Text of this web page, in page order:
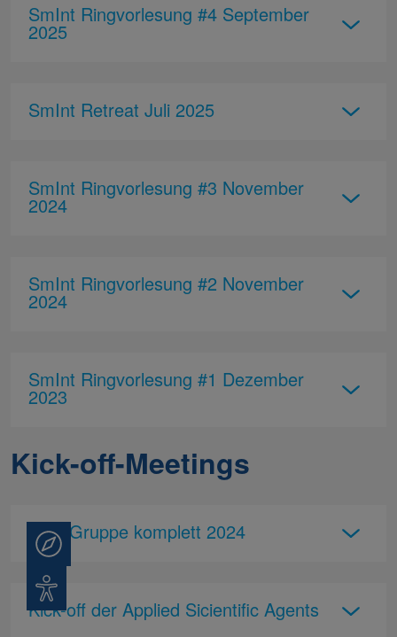
SmInt Ringvorlesung #4 September
2025
SmInt Retreat Juli 2025
SmInt Ringvorlesung #3 November
2024
SmInt Ringvorlesung #2 November
2024
SmInt Ringvorlesung #1 Dezember
2023
Kick-off-Meetings
ASA-Gruppe komplett 2024
Kick-off der Applied Sicientific Agents
Beratung